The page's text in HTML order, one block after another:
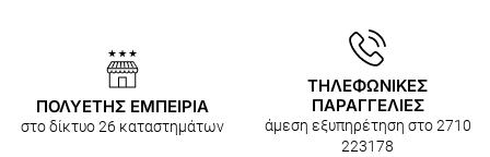
ΠΟΛΥΕΤΗΣ ΕΜΠΕΙΡΙΑ
στο δίκτυο 26 καταστημάτων
ΤΗΛΕΦΩΝΙΚΕΣ
ΠΑΡΑΓΓΕΛΙΕΣ
άμεση εξυπηρέτηση στο 2710
223178